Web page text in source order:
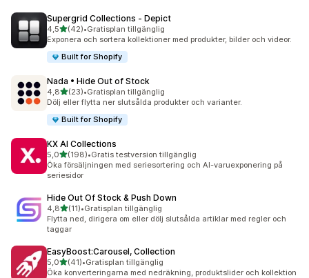
Supergrid Collections ‑ Depict
4,5av 5 stjärnor
(42)
42 recensioner totalt
•Gratisplan tillgänglig
Exponera och sortera kollektioner med produkter, bilder och videor.
Built for Shopify
Nada • Hide Out of Stock
4,8av 5 stjärnor
(23)
23 recensioner totalt
•Gratisplan tillgänglig
Dölj eller flytta ner slutsålda produkter och varianter.
Built for Shopify
KX AI Collections
5,0av 5 stjärnor
(198)
198 recensioner totalt
•Gratis testversion tillgänglig
Öka försäljningen med seriesortering och AI-varuexponering på
seriesidor
Hide Out Of Stock & Push Down
4,8av 5 stjärnor
(11)
11 recensioner totalt
•Gratisplan tillgänglig
Flytta ned, dirigera om eller dölj slutsålda artiklar med regler och
taggar
EasyBoost:Carousel, Collection
5,0av 5 stjärnor
(41)
41 recensioner totalt
•Gratisplan tillgänglig
Öka konverteringarna med nedräkning, produktslider och kollektion